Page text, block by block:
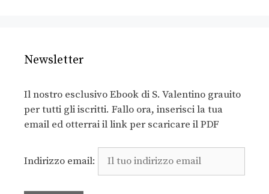
Newsletter
Il nostro esclusivo Ebook di S. Valentino grauito
per tutti gli iscritti. Fallo ora, inserisci la tua
email ed otterrai il link per scaricare il PDF
Indirizzo email: